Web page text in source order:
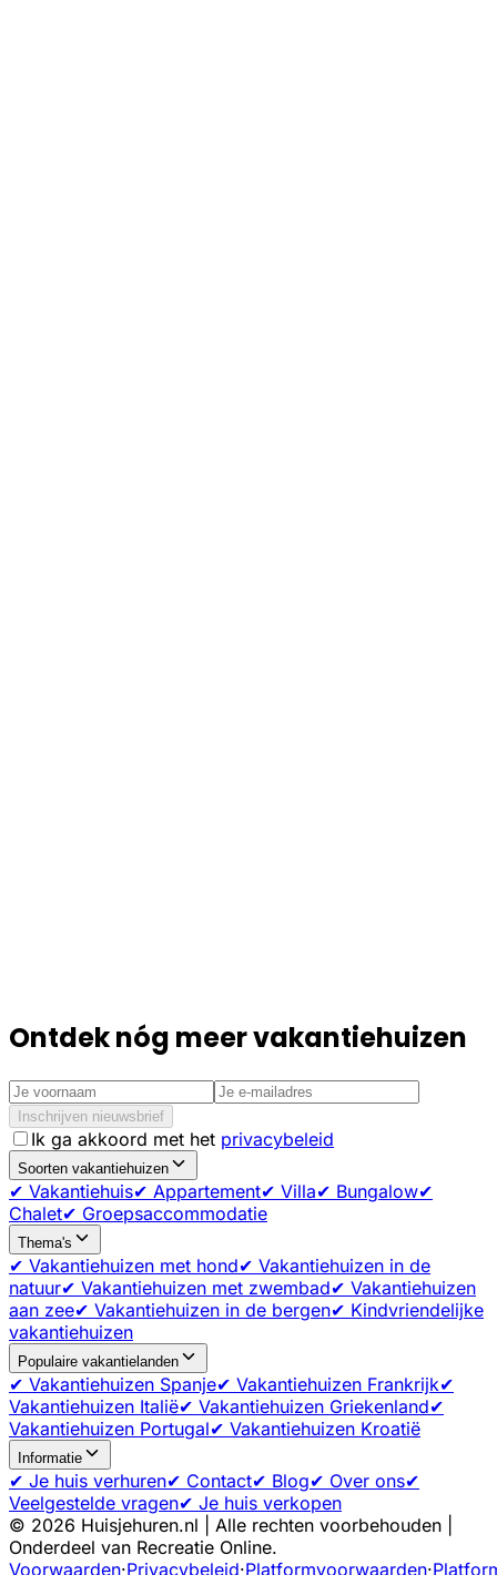
Ontdek nóg meer vakantiehuizen
Inschrijven nieuwsbrief
Ik ga akkoord met het privacybeleid
Soorten vakantiehuizen
✔ Vakantiehuis✔ Appartement✔ Villa✔ Bungalow✔
Chalet✔ Groepsaccommodatie
Thema's
✔ Vakantiehuizen met hond✔ Vakantiehuizen in de
natuur✔ Vakantiehuizen met zwembad✔ Vakantiehuizen
aan zee✔ Vakantiehuizen in de bergen✔ Kindvriendelijke
vakantiehuizen
Populaire vakantielanden
✔ Vakantiehuizen Spanje✔ Vakantiehuizen Frankrijk✔
Vakantiehuizen Italië✔ Vakantiehuizen Griekenland✔
Vakantiehuizen Portugal✔ Vakantiehuizen Kroatië
Informatie
✔ Je huis verhuren✔ Contact✔ Blog✔ Over ons✔
Veelgestelde vragen✔ Je huis verkopen
© 2026 Huisjehuren.nl | Alle rechten voorbehouden |
Onderdeel van Recreatie Online.
Voorwaarden·Privacybeleid·Platformvoorwaarden·